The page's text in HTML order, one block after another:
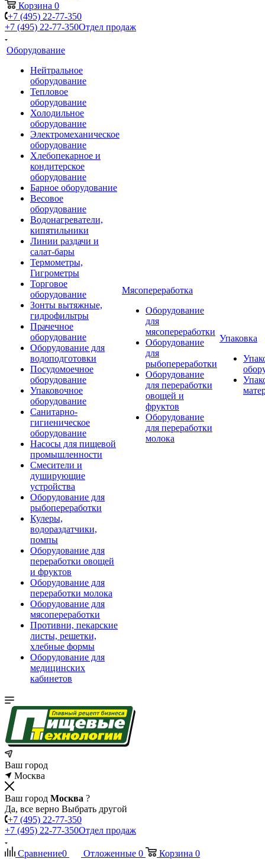
Корзина 0
+7 (495) 22-77-350
+7 (495) 22-77-350Отдел продаж
Оборудование
Нейтральное
оборудование
Тепловое
оборудование
Холодильное
оборудование
Электромеханическое
оборудование
Хлебопекарное и
кондитерское
оборудование
Барное оборудование
Весовое
оборудование
Водонагреватели,
кипятильники
Линии раздачи и
салат-бары
Термометры,
Гигрометры
Торговое
оборудование
Зонты вытяжные,
гидрофильтры
Прачечное
оборудование
Оборудование для
водоподготовки
Посудомоечное
оборудование
Упаковочное
оборудование
Санитарно-
гигиеническое
оборудование
Насосы для пищевой
промышленности
Смесители и
душирующие
устройства
Оборудование для
рыбопереработки
Кулеры,
водораздатчики,
помпы
Оборудование для
переработки овощей
и фруктов
Оборудование для
переработки молока
Оборудование для
мясопереработки
Противни, пекарские
листы, решетки,
хлебные формы
Оборудование для
медицинских
кабинетов
Мясопереработка
Оборудование
для
мясопереработки
Оборудование
для
рыбопереработки
Оборудование
для переработки
овощей и
фруктов
Оборудование
для переработки
молока
Упаковка
Ваш город
Москва
Ваш город Москва ?
Да, все верно Выбрать другой
+7 (495) 22-77-350
+7 (495) 22-77-350Отдел продаж
Сравнение0 Отложенные 0 Корзина 0